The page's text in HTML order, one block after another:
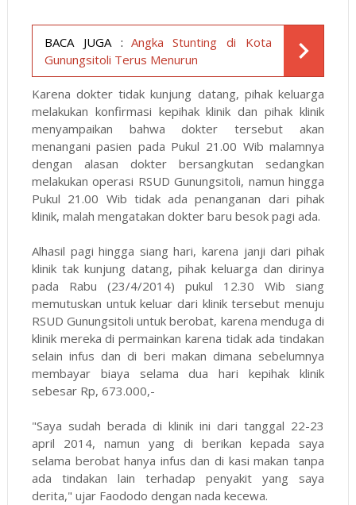
BACA JUGA : Angka Stunting di Kota
Gunungsitoli Terus Menurun
Karena dokter tidak kunjung datang, pihak keluarga
melakukan konfirmasi kepihak klinik dan pihak klinik
menyampaikan bahwa dokter tersebut akan
menangani pasien pada Pukul 21.00 Wib malamnya
dengan alasan dokter bersangkutan sedangkan
melakukan operasi RSUD Gunungsitoli, namun hingga
Pukul 21.00 Wib tidak ada penanganan dari pihak
klinik, malah mengatakan dokter baru besok pagi ada.
Alhasil pagi hingga siang hari, karena janji dari pihak
klinik tak kunjung datang, pihak keluarga dan dirinya
pada Rabu (23/4/2014) pukul 12.30 Wib siang
memutuskan untuk keluar dari klinik tersebut menuju
RSUD Gunungsitoli untuk berobat, karena menduga di
klinik mereka di permainkan karena tidak ada tindakan
selain infus dan di beri makan dimana sebelumnya
membayar biaya selama dua hari kepihak klinik
sebesar Rp, 673.000,-
"Saya sudah berada di klinik ini dari tanggal 22-23
april 2014, namun yang di berikan kepada saya
selama berobat hanya infus dan di kasi makan tanpa
ada tindakan lain terhadap penyakit yang saya
derita," ujar Faododo dengan nada kecewa.